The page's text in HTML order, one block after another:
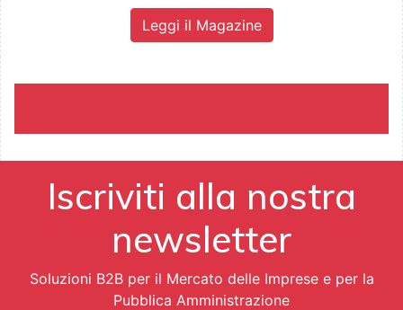
Leggi il Magazine
Iscriviti alla nostra
newsletter
Soluzioni B2B per il Mercato delle Imprese e per la
Pubblica Amministrazione